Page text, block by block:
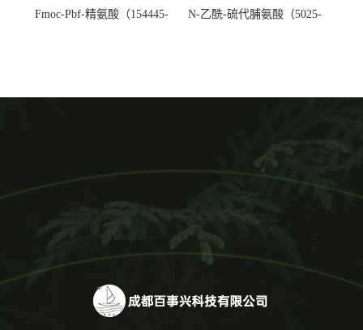
Fmoc-Pbf-精氨酸（154445-
N-乙酰-硫代脯氨酸（5025-